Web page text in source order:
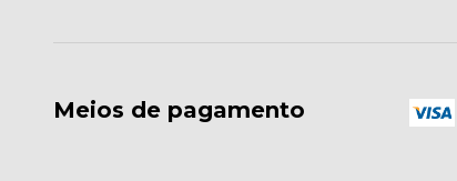
Meios de pagamento